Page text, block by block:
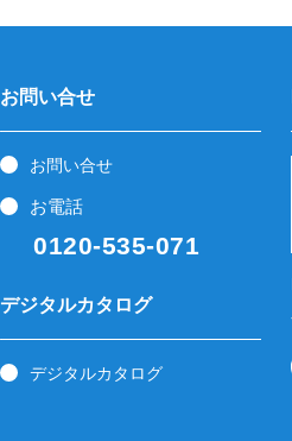
お問い合せ
お問い合せ
お電話
0120-535-071
デジタルカタログ
デジタルカタログ